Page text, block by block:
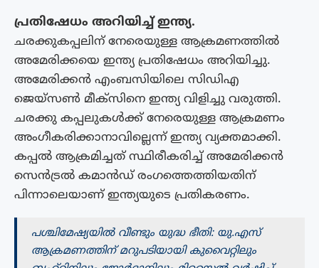
പ്രതിഷേധം അറിയിച്ച് ഇന്ത്യ.
ചരക്കുകപ്പലിന് നേരെയുള്ള ആക്രമണത്തിൽ
അമേരിക്കയെ ഇന്ത്യ പ്രതിഷേധം അറിയിച്ചു.
അമേരിക്കൻ എംബസിയിലെ സിഡിഎ
ജെയ്സൺ മീക്സിനെ ഇന്ത്യ വിളിച്ചു വരുത്തി.
ചരക്കു കപ്പലുകൾക്ക് നേരെയുള്ള ആക്രമണം
അംഗീകരിക്കാനാവില്ലെന്ന് ഇന്ത്യ വ്യക്തമാക്കി.
കപ്പൽ ആക്രമിച്ചത് സ്ഥിരീകരിച്ച് അമേരിക്കൻ
സെൻട്രൽ കമാൻഡ് രം​ഗത്തെത്തിയതിന്
പിന്നാലെയാണ് ഇന്ത്യയുടെ പ്രതികരണം.
പശ്ചിമേഷ്യയിൽ വീണ്ടും യുദ്ധ ഭീതി: യു.എസ്
ആക്രമണത്തിന് മറുപടിയായി കുവൈറ്റിലും